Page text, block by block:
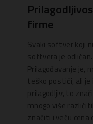
firme
Svaki softver koji
softvera je
Prilagođavanje je,
teško postići, ali
prilagodljiv, to
mnogo više
značiti i veću cena